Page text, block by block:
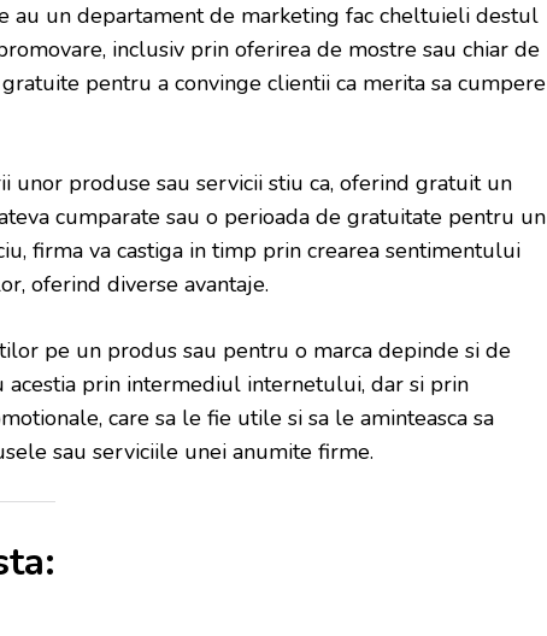
au un departament de marketing fac cheltuieli destul
inclusiv prin oferirea de mostre sau chiar de
pentru a convinge clientii ca merita sa cumpere
unor produse sau servicii stiu ca, oferind gratuit un
cumparate sau o perioada de gratuitate pentru un
firma va castiga in timp prin crearea sentimentului
oferind diverse avantaje.
pe un produs sau pentru o marca depinde si de
acestia prin intermediul internetului, dar si prin
care sa le fie utile si sa le aminteasca sa
sau serviciile unei anumite firme.